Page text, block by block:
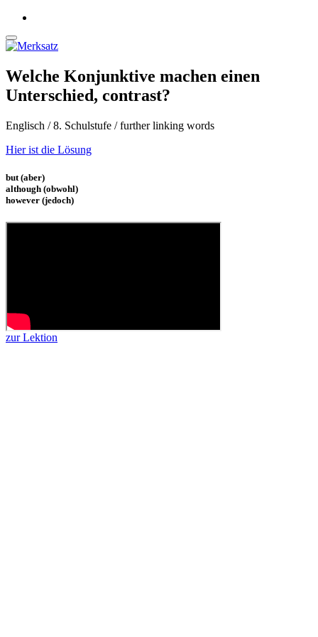
Welche Konjunktive machen einen
Unterschied, contrast?
Englisch / 8. Schulstufe / further linking words
Hier ist die Lösung
but (aber)
although (obwohl)
however (jedoch)
zur Lektion